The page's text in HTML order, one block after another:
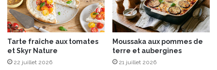
i
o
n
b
S
E
i
n
d
’
é
p
i
Tarte fraîche aux tomates
et Skyr Nature
22 juillet 2026
Moussaka aux pommes de
terre et aubergines
21 juillet 2026